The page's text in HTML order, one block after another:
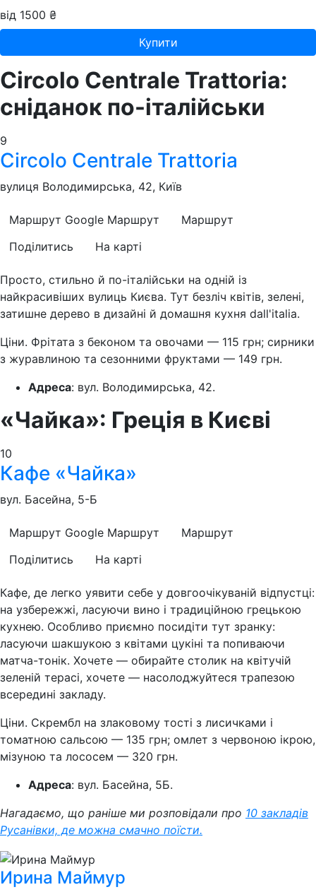
від 1500 ₴
Купити
Circolo Centrale Trattoria:
сніданок по-італійськи
9
Circolo Centrale Trattoria
вулиця Володимирська, 42, Київ
Маршрут Google Маршрут
Маршрут
Поділитись
На карті
Просто, стильно й по-італійськи на одній із
найкрасивіших вулиць Києва. Тут безліч квітів, зелені,
затишне дерево в дизайні й домашня кухня dall'italia.
Ціни. Фрітата з беконом та овочами — 115 грн; сирники
з журавлиною та сезонними фруктами — 149 грн.
Адреса: вул. Володимирська, 42.
«Чайка»: Греція в Києві
10
Кафе «Чайка»
вул. Басейна, 5-Б
Маршрут Google Маршрут
Маршрут
Поділитись
На карті
Кафе, де легко уявити себе у довгоочікуваній відпустці:
на узбережжі, ласуючи вино і традиційною грецькою
кухнею. Особливо приємно посидіти тут зранку:
ласуючи шакшукою з квітами цукіні та попиваючи
матча-тонік. Хочете — обирайте столик на квітучій
зеленій терасі, хочете — насолоджуйтеся трапезою
всередині закладу.
Ціни. Скрембл на злаковому тості з лисичками і
томатною сальсою — 135 грн; омлет з червоною ікрою,
мізуною та лососем — 320 грн.
Адреса: вул. Басейна, 5Б.
Нагадаємо, що раніше ми розповідали про 10 закладів
Русанівки, де можна смачно поїсти.
Ирина Маймур